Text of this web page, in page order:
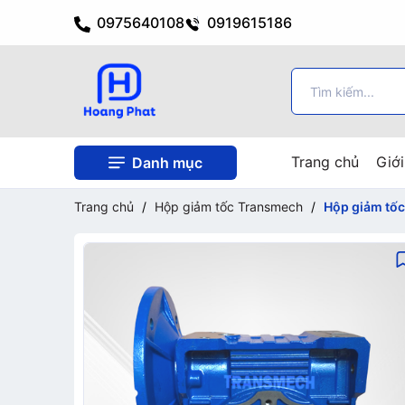
0975640108 0919615186
Danh mục Trang chủ
Trang chủ / Hộp giảm tốc Transmech / Hộp giảm